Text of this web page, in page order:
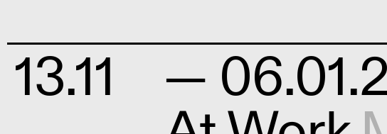
13.11 —